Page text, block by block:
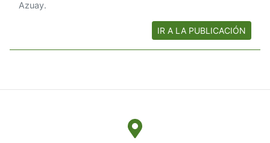
Azuay.
IR A LA PUBLICACIÓN